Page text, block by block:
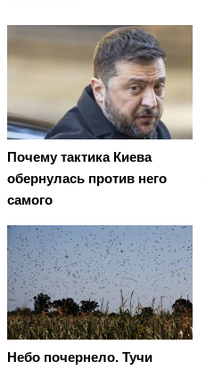
Почему тактика Киева
обернулась против него
самого
Небо почернело. Тучи